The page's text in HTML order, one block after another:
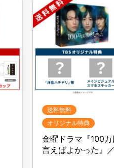
送料無料
オリジナル特典
金曜ドラマ『100万
言えばよかった』／